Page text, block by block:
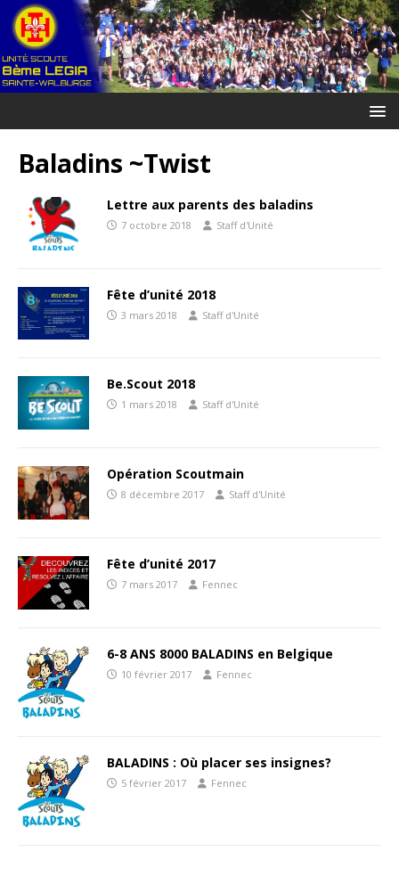
Baladins ~Twist
Lettre aux parents des baladins
7 octobre 2018 Staff d'Unité
Fête d’unité 2018
3 mars 2018 Staff d'Unité
Be.Scout 2018
1 mars 2018 Staff d'Unité
Opération Scoutmain
8 décembre 2017 Staff d'Unité
Fête d’unité 2017
7 mars 2017 Fennec
6-8 ANS 8000 BALADINS en Belgique
10 février 2017 Fennec
BALADINS : Où placer ses insignes?
5 février 2017 Fennec